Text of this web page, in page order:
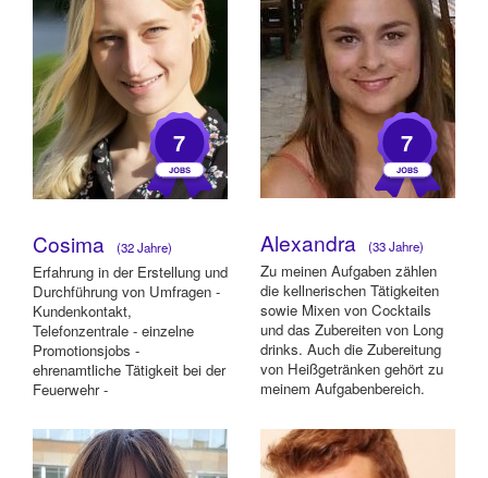
7
Cosima (32 Jahre)
Erfahrung in der Erstellung und
Durchführung von Umfragen -
Kundenkontakt,
Telefonzentrale - einzelne
Promotionsjobs -
ehrenamtliche Tätigkeit bei der
Feuerwehr -
7
Alexandra (33 Jahre)
Zu meinen Aufgaben zählen
die kellnerischen Tätigkeiten
sowie Mixen von Cocktails
und das Zubereiten von Long
drinks. Auch die Zubereitung
von Heißgetränken gehört zu
meinem Aufgabenbereich.